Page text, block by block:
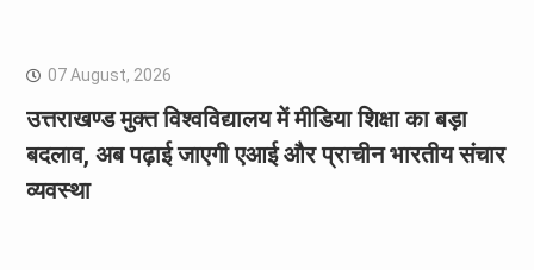
07 August, 2026
उत्तराखण्ड मुक्त विश्वविद्यालय में मीडिया शिक्षा का बड़ा
बदलाव, अब पढ़ाई जाएगी एआई और प्राचीन भारतीय संचार
व्यवस्था